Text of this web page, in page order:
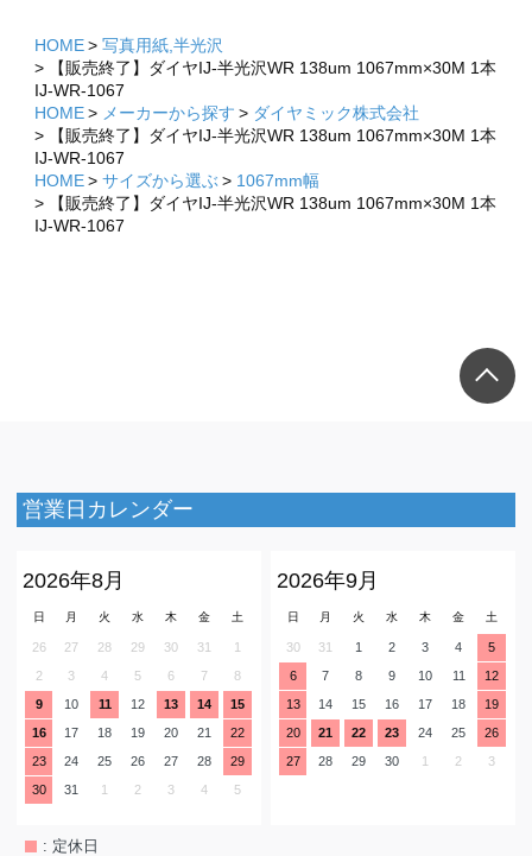
HOME
写真用紙,半光沢
【販売終了】ダイヤIJ-半光沢WR 138um 1067mm×30M 1本
IJ-WR-1067
HOME
メーカーから探す
ダイヤミック株式会社
【販売終了】ダイヤIJ-半光沢WR 138um 1067mm×30M 1本
IJ-WR-1067
HOME
サイズから選ぶ
1067mm幅
【販売終了】ダイヤIJ-半光沢WR 138um 1067mm×30M 1本
IJ-WR-1067
営業日カレンダー
2026年8月
日 月 火 水 木 金 土
26 27 28 29 30 31
1
2
3 4 5 6 7
8
9
10 11 12 13 14
15
16
17 18 19 20 21
22
23
24 25 26 27 28
29
30
31 1 2 3 4 5
2026年9月
日 月 火 水 木 金 土
30 31 1 2 3 4
5
6
7 8 9 10 11
12
13
14 15 16 17 18
19
20
21 22 23 24 25
26
27
28 29 30 1 2 3
: 定休日